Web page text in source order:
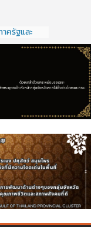
ครัฐและ
ษฐกิจ
ไทย ครั้งที่
ครัฐและ
ษฐกิจ
ไทย ครั้งที่
–
การประจำ
ลุ่มจังหวัด
และเอกชน
กรอ.) กลุ่ม
2/2569